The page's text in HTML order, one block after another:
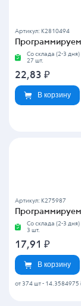
Артикул: K2810494
Со склада (2-3 дня)
27 шт.
22,83 ₽
В корзину
Артикул: K275987
Со склада (2-3 дня)
3 шт.
17,91 ₽
В корзину
от 374 шт - 14.3584975